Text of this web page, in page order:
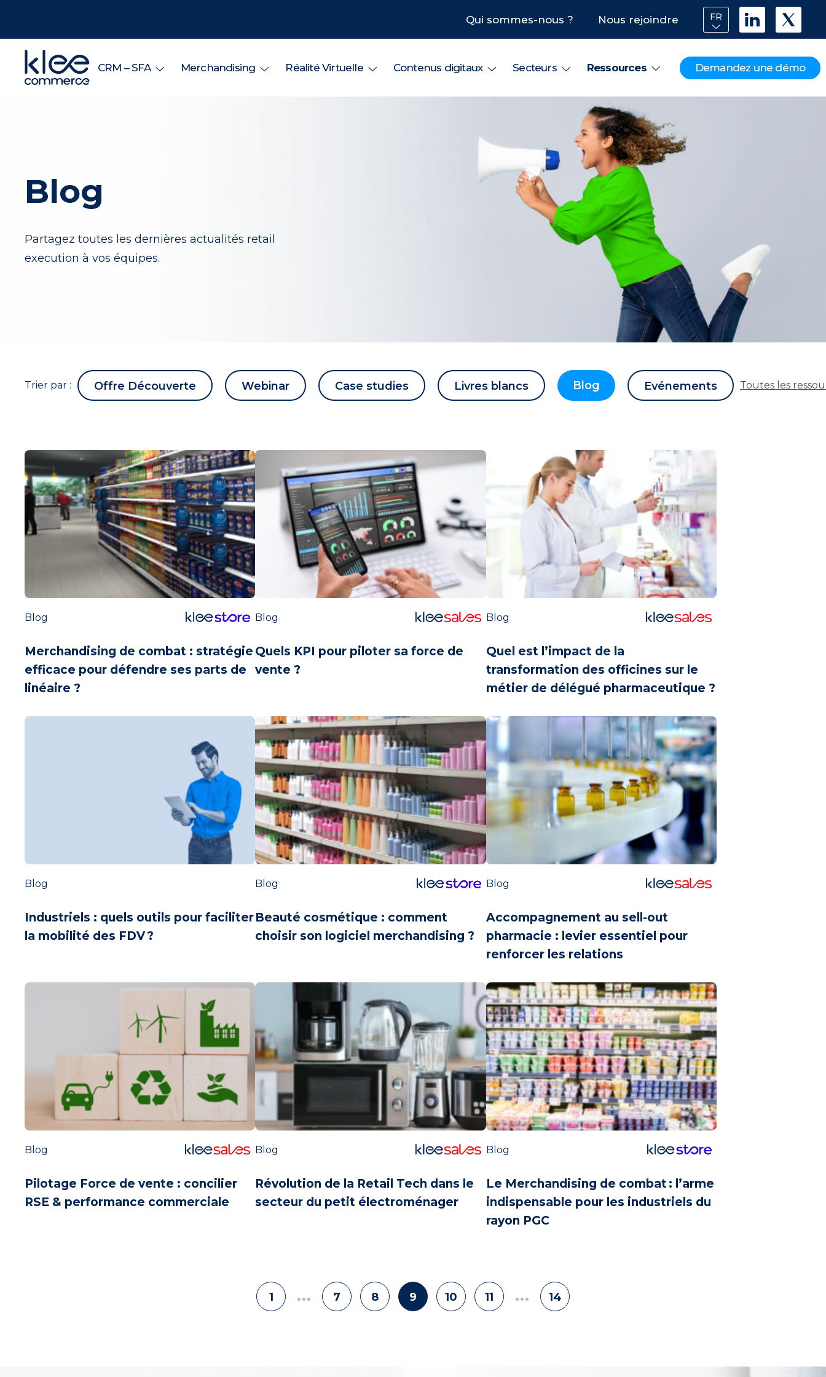
Qui sommes-nous ? Nous rejoindre FR
CRM – SFA Merchandising Réalité Virtuelle Contenus digitaux Secteurs Ressources Demandez une démo
Blog
Partagez toutes les dernières actualités retail
execution à vos équipes.
Trier par : Offre Découverte Webinar Case studies Livres blancs Blog Evénements Toutes les
Blog
Merchandising de combat : stratégie
efficace pour défendre ses parts de
linéaire ?
Blog
Quels KPI pour piloter sa force de
vente ?
Blog
Quel est l’impact de la
transformation des officines sur le
métier de délégué pharmaceutique ?
Blog
Industriels : quels outils pour faciliter
la mobilité des FDV ?
Blog
Beauté cosmétique : comment
choisir son logiciel merchandising ?
Blog
Accompagnement au sell-out
pharmacie : levier essentiel pour
renforcer les relations
Blog
Pilotage Force de vente : concilier
RSE & performance commerciale
Blog
Révolution de la Retail Tech dans le
secteur du petit électroménager
Blog
Le Merchandising de combat : l’arme
indispensable pour les industriels du
rayon PGC
1 … 7 8 9 10 11 … 14